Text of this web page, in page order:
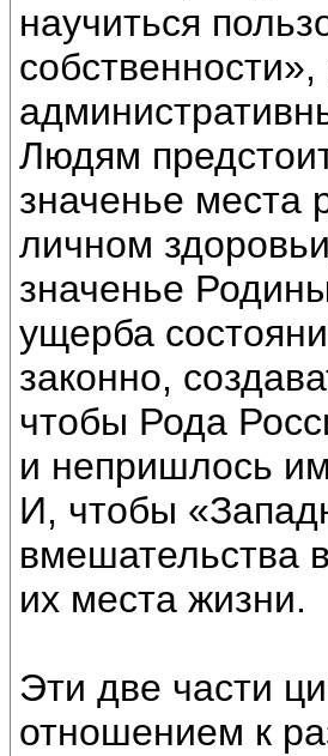
научиться
Людям
значенье места
личном
значенье
ущерба
законно,
чтобы Рода
и непришлось
И, чтобы
вмешательства
их места жизни.
Эти две части
отношением к